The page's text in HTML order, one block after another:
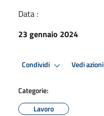
Data :
23 gennaio 2024
Condividi Vedi azioni
Categorie:
Lavoro